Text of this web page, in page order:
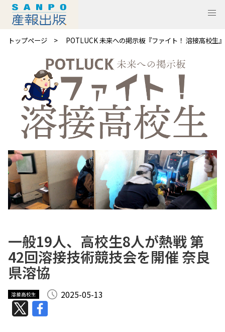
トップページ POTLUCK 未来への掲示板『ファイト！ 溶接高校生
一般19人、高校生8人が熱戦 第
42回溶接技術競技会を開催 奈良
県溶協
溶接高校生 2025-05-13